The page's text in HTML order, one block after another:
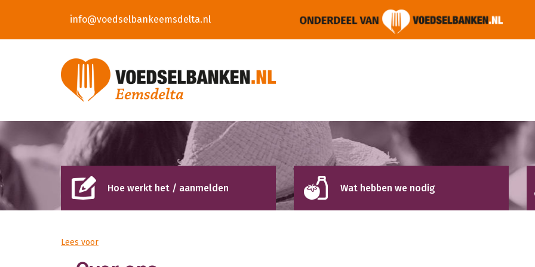
info@voedselbankeemsdelta.nl
Hoe werkt het / aanmelden Wat hebben we nodig
Lees voor